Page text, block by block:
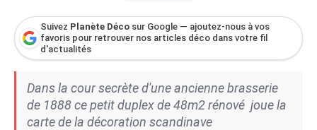
Suivez Planète Déco sur Google — ajoutez-nous à vos
favoris pour retrouver nos articles déco dans votre fil
d'actualités
Dans la cour secrète d'une ancienne brasserie
de 1888 ce petit duplex de 48m2 rénové joue la
carte de la décoration scandinave